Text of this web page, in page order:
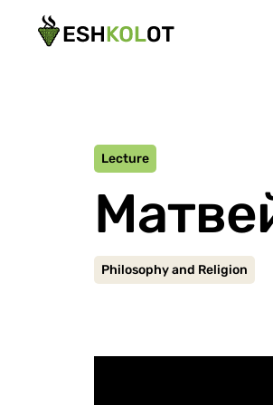
Lecture
Philosophy and Religion